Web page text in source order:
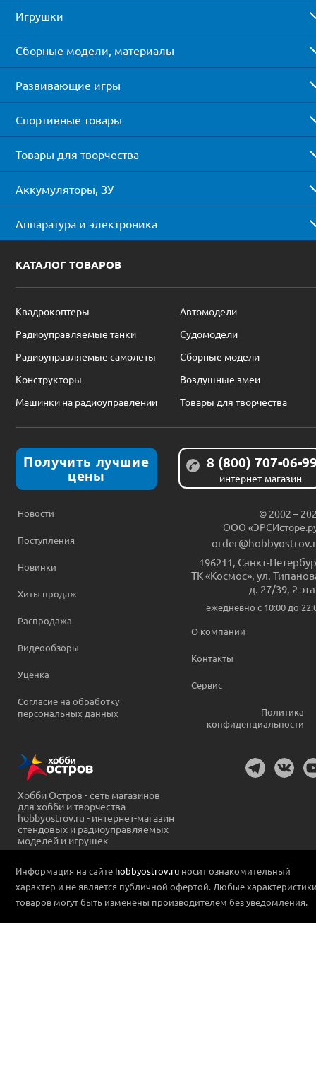
Игрушки
Сборные модели, материалы
Развивающие игры
Спортивные товары
Товары для творчества
Аккумуляторы, ЗУ
Аппаратура и электроника
КАТАЛОГ ТОВАРОВ
Квадрокоптеры
Автомодели
Радиоуправляемые танки
Судомодели
Радиоуправляемые самолеты
Сборные модели
Конструкторы
Воздушные змеи
Машинки на радиоуправлении
Товары для творчества
Получить лучшие
цены
8 (800) 707-06-
интернет-магазин
Новости
Поступления
Новинки
Хиты продаж
Распродажа
Видеообзоры
Уценка
Согласие на обработку
персональных данных
© 2002 –
ООО
196211 Санкт-
ТК «Космос», ул.
д. 27/39, 2
ежедневно c 10:00 до
О компании
Контакты
Сервис
Политика
конфиденциальности
Хобби Остров - сеть магазинов
для хобби и творчества
hobbyostrov.ru - интернет-магазин
стендовых и радиоуправляемых
моделей и игрушек
Информация на сайте hobbyostrov.ru носит ознакомительный
характер и не является публичной офертой. Любые
товаров могут быть изменены производителем без уведомления.